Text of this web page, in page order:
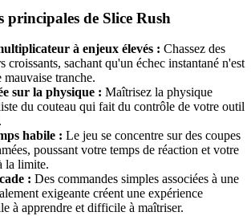
principales de Slice Rush
à enjeux élevés : Chassez des
croissants, sachant qu'un échec instantané n'est
mauvaise tranche.
sur la physique : Maîtrisez la physique
du couteau qui fait du contrôle de votre outil
habile : Le jeu se concentre sur des coupes
poussant votre temps de réaction et votre
la limite.
: Des commandes simples associées à une
exigeante créent une expérience
à apprendre et difficile à maîtriser.